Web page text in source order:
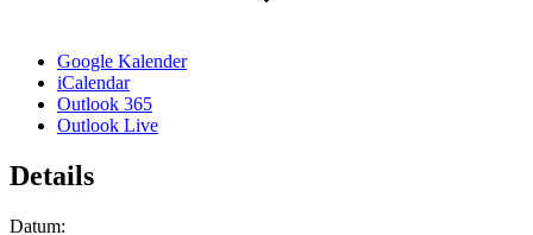
Google Kalender
iCalendar
Outlook 365
Outlook Live
Details
Datum: